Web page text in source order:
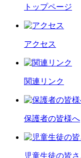
トップページ
アクセス
関連リンク
保護者の皆様へ
児童生徒の皆